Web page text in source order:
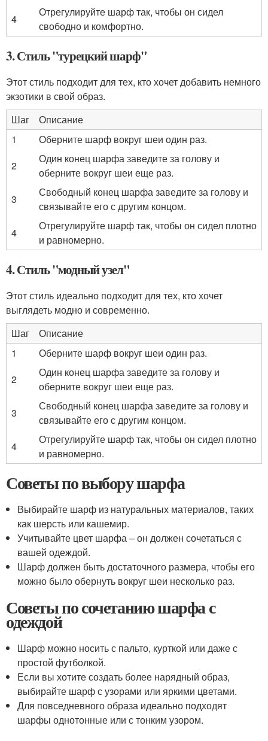
4
Отрегулируйте шарф так, чтобы он сидел
свободно и комфортно.
3. Стиль "турецкий шарф"
Этот стиль подходит для тех, кто хочет добавить немного
экзотики в свой образ.
Шаг
Описание
1
Оберните шарф вокруг шеи один раз.
2
Один конец шарфа заведите за голову и
оберните вокруг шеи еще раз.
3
Свободный конец шарфа заведите за голову и
связывайте его с другим концом.
4
Отрегулируйте шарф так, чтобы он сидел плотно
и равномерно.
4. Стиль "модный узел"
Этот стиль идеально подходит для тех, кто хочет
выглядеть модно и современно.
Шаг
Описание
1
Оберните шарф вокруг шеи один раз.
2
Один конец шарфа заведите за голову и
оберните вокруг шеи еще раз.
3
Свободный конец шарфа заведите за голову и
связывайте его с другим концом.
4
Отрегулируйте шарф так, чтобы он сидел плотно
и равномерно.
Советы по выбору шарфа
Выбирайте шарф из натуральных материалов, таких
как шерсть или кашемир.
Учитывайте цвет шарфа – он должен сочетаться с
вашей одеждой.
Шарф должен быть достаточного размера, чтобы его
можно было обернуть вокруг шеи несколько раз.
Советы по сочетанию шарфа с
одеждой
Шарф можно носить с пальто, курткой или даже с
простой футболкой.
Если вы хотите создать более нарядный образ,
выбирайте шарф с узорами или яркими цветами.
Для повседневного образа идеально подходят
шарфы однотонные или с тонким узором.